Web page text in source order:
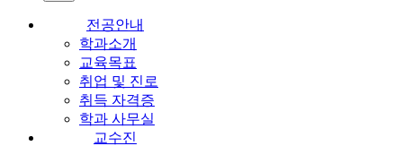
전공안내
학과소개
교육목표
취업 및 진로
취득 자격증
학과 사무실
교수진